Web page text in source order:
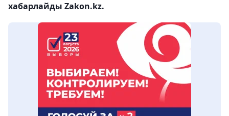
хабарлайды Zakon.kz.